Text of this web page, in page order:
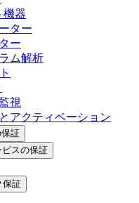
機器
ター
ー
ム解析
視
アクティベーション
証
スの保証
保証